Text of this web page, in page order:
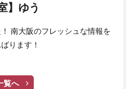
】ゆう
南大阪のフレッシュな情報を
ります！
覧へ